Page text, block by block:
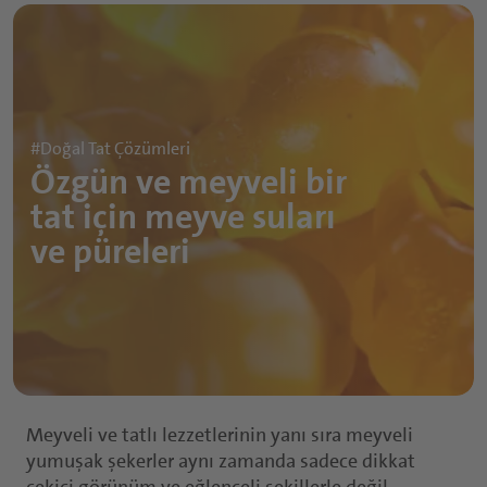
Tabletler
Toz Ürünler
Yumuşak Şekerler
Fonksiyonel Şuruplar
#Doğal Tat Çözümleri
Özgün ve meyveli bir
tat için meyve suları
ve püreleri
Meyveli ve tatlı lezzetlerinin yanı sıra meyveli
yumuşak şekerler aynı zamanda sadece dikkat